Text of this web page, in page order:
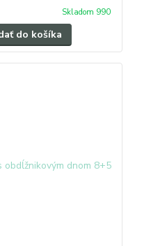
Skladom 990
do košíka